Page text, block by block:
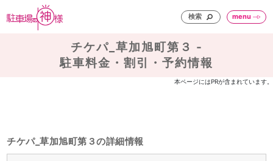
検索 menu
チケパ_草加旭町第３ -
駐車料金・割引・予約情報
本ページにはPRが含まれています。
チケパ_草加旭町第３の詳細情報